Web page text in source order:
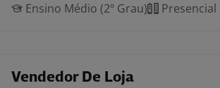
Ensino Médio (2º Grau)
Presencial
Vendedor De Loja